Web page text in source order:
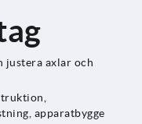
justera axlar och
apparatbygge